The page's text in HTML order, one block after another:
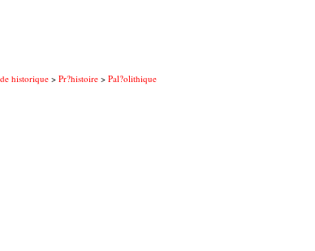
historique> Pr?histoire > Pal?olithique